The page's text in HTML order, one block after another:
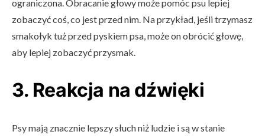
ograniczona. Obracanie głowy może pomóc psu lepiej
zobaczyć coś, co jest przed nim. Na przykład, jeśli trzymasz
smakołyk tuż przed pyskiem psa, może on obrócić głowę,
aby lepiej zobaczyć przysmak.
3. Reakcja na dźwięki
Psy mają znacznie lepszy słuch niż ludzie i są w stanie